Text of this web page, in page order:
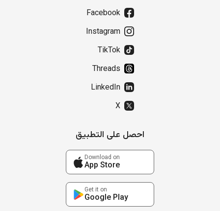
Facebook
Instagram
TikTok
Threads
LinkedIn
X
احصل على التطبيق
Download on
App Store
Get it on
Google Play